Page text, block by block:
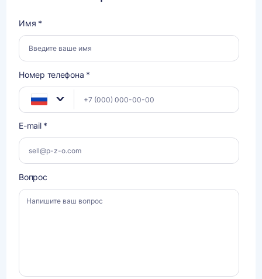
Имя *
Номер телефона *
E-mail *
Вопрос